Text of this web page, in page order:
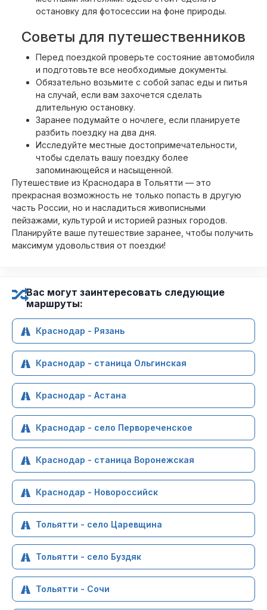
остановку для фотосессии на фоне природы.
Советы для путешественников
Перед поездкой проверьте состояние автомобиля
и подготовьте все необходимые документы.
Обязательно возьмите с собой запас еды и питья
на случай, если вам захочется сделать
длительную остановку.
Заранее подумайте о ночлеге, если планируете
разбить поездку на два дня.
Исследуйте местные достопримечательности,
чтобы сделать вашу поездку более
запоминающейся и насыщенной.
Путешествие из Краснодара в Тольятти — это
прекрасная возможность не только попасть в другую
часть России, но и насладиться живописными
пейзажами, культурой и историей разных городов.
Планируйте ваше путешествие заранее, чтобы получить
максимум удовольствия от поездки!
Вас могут заинтересовать следующие
маршруты:
Краснодар - Рязань
Краснодар - станица Ольгинская
Краснодар - Астана
Краснодар - село Первореченское
Краснодар - станица Воронежская
Краснодар - Новороссийск
Тольятти - село Царевщина
Тольятти - село Буздяк
Тольятти - Сочи